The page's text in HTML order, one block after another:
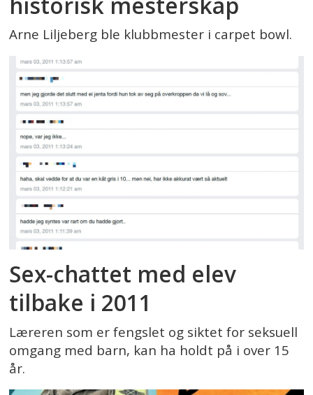
Arne Liljeberg ble klubbmester i carpet bowl.
Sex-chattet med elev
tilbake i 2011
Læreren som er fengslet og siktet for seksuell
omgang med barn, kan ha holdt på i over 15
år.